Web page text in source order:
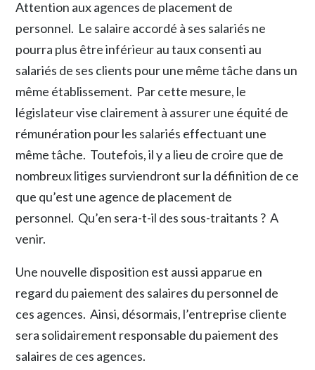
Attention aux agences de placement de
personnel. Le salaire accordé à ses salariés ne
pourra plus être inférieur au taux consenti au
salariés de ses clients pour une même tâche dans un
même établissement. Par cette mesure, le
législateur vise clairement à assurer une équité de
rémunération pour les salariés effectuant une
même tâche. Toutefois, il y a lieu de croire que de
nombreux litiges surviendront sur la définition de ce
que qu’est une agence de placement de
personnel. Qu’en sera-t-il des sous-traitants ? A
venir.
Une nouvelle disposition est aussi apparue en
regard du paiement des salaires du personnel de
ces agences. Ainsi, désormais, l’entreprise cliente
sera solidairement responsable du paiement des
salaires de ces agences.